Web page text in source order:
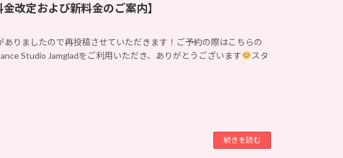
改定および新料金のご案内】
りましたので再投稿させていただきます！ご予約の際はこちらの
Studio Jamgladをご利用いただき、ありがとうございます
スタ
続きを読む